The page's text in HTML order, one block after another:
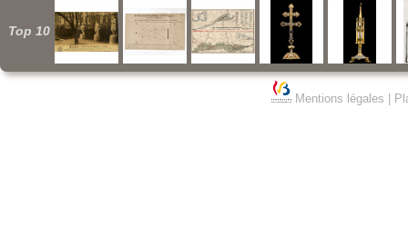
Top 10
Mentions légales